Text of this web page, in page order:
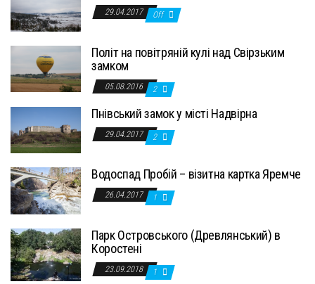
29.04.2017 Off
Політ на повітряній кулі над Свірзьким
замком
05.08.2016 2
Пнівський замок у місті Надвірна
29.04.2017 2
Водоспад Пробій – візитна картка Яремче
26.04.2017 1
Парк Островського (Древлянський) в
Коростені
23.09.2018 1